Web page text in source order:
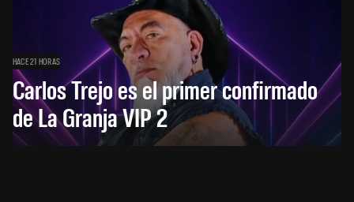
HACE 21 HORAS
Carlos Trejo es el primer confirmado
de La Granja VIP 2